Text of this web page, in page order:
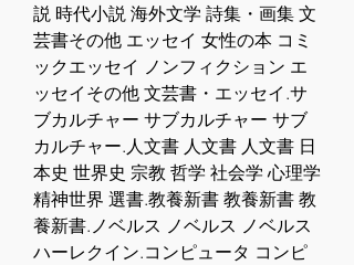
説 時代小説 海外文学 詩集・画集 文
芸書その他 エッセイ 女性の本 コミ
ックエッセイ ノンフィクション エ
ッセイその他 文芸書・エッセイ.サ
ブカルチャー サブカルチャー サブ
カルチャー.人文書 人文書 人文書 日
本史 世界史 宗教 哲学 社会学 心理学
精神世界 選書.教養新書 教養新書 教
養新書.ノベルス ノベルス ノベルス
ハーレクイン.コンピュータ コンピ